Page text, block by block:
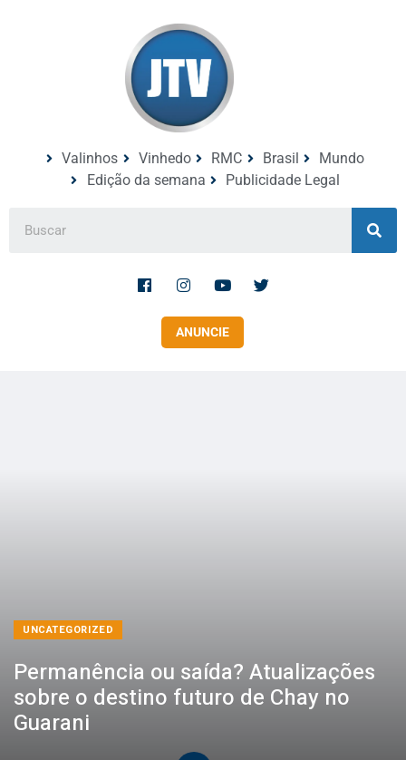
Valinhos Vinhedo RMC Brasil
Mundo
Edição da semana
Publicidade Legal
ANUNCIE
UNCATEGORIZED
Permanência ou saída? Atualizações
sobre o destino futuro de Chay no
Guarani